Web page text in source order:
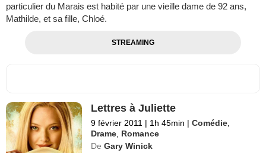
particulier du Marais est habité par une vieille dame de 92 ans,
Mathilde, et sa fille, Chloé.
STREAMING
Lettres à Juliette
9 février 2011 | 1h 45min | Comédie,
Drame, Romance
De Gary Winick